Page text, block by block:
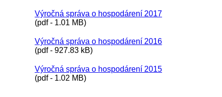
Výročná správa o hospodárení 2017
(pdf - 1.01 MB)
Výročná správa o hospodárení 2016
(pdf - 927.83 kB)
Výročná správa o hospodárení 2015
(pdf - 1.02 MB)